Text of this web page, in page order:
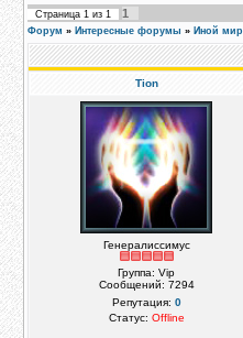
Страница 1 из 1 1
Форум » Интересные форумы » Иной мир
Tion
Генералиссимус
Группа: Vip
Сообщений: 7294
Репутация: 0
Статус: Offline